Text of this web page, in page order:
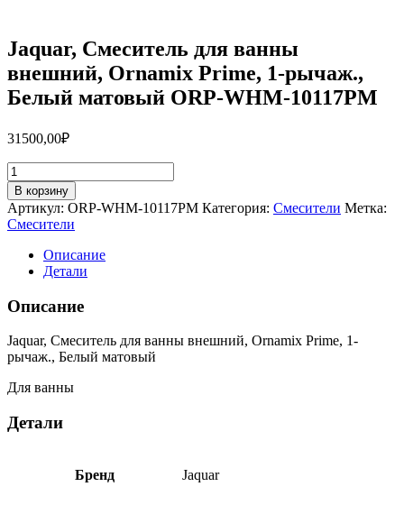
Jaquar, Смеситель для ванны
внешний, Ornamix Prime, 1-рычаж.,
Белый матовый ORP-WHM-10117PM
31500,00₽
Количество
товара
Jaquar,
Смеситель
для
ванны
внешний,
Ornamix
Prime,
1-
Белый
матовый
ORP-
WHM-
В корзину
Артикул: ORP-WHM-10117PM Категория: Смесители Метка:
Смесители
Описание
Детали
Описание
Jaquar, Смеситель для ванны внешний, Ornamix Prime, 1-
рычаж., Белый матовый
Для ванны
Детали
Бренд Jaquar